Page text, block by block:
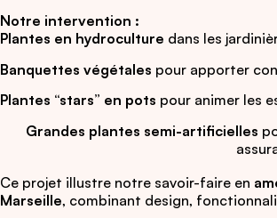
Notre intervention :
Plantes en hydroculture dans les
Banquettes végétales pour apporter
Plantes “stars” en pots pour animer les
Grandes plantes semi-artificielles
Ce projet illustre notre savoir-faire en
Marseille, combinant design,